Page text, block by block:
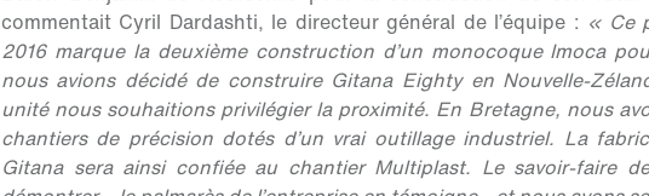
commentait Cyril Dardashti, le directeur général de l’équipe : « Ce
2016 marque la deuxième construction d’un monocoque Imoca
nous avions décidé de construire Gitana Eighty en Nouvelle-
unité nous souhaitions privilégier la proximité. En Bretagne, nous
chantiers de précision dotés d’un vrai outillage industriel. La
Gitana sera ainsi confiée au chantier Multiplast. Le savoir-faire